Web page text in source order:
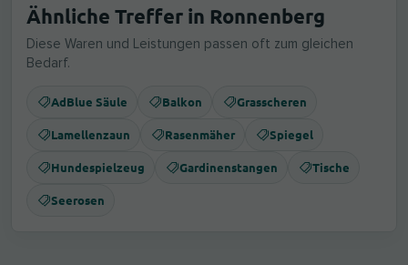
Ähnliche Treffer in Ronnenberg
Diese Waren und Leistungen passen oft zum gleichen
Bedarf.
AdBlue Säule Balkon Grasscheren
Lamellenzaun Rasenmäher Spiegel
Hundespielzeug Gardinenstangen Tische
Seerosen